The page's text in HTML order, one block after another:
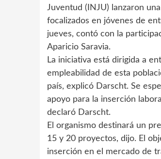
Juventud (INJU) lanzaron
focalizados en jóvenes de
jueves, contó con la
Aparicio Saravia.
La iniciativa está dirigida a
empleabilidad de esta
país, explicó Darscht. Se
apoyo para la inserción
declaró Darscht.
El organismo destinará un
15 y 20 proyectos, dijo. El
inserción en el mercado de